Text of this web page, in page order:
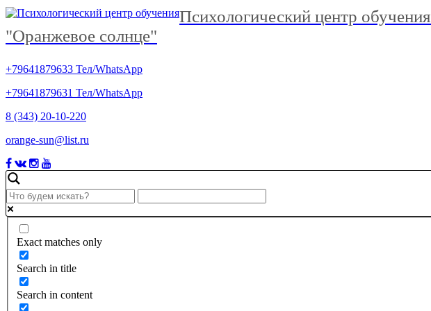
Психологический центр обучения
"Оранжевое солнце"
+79641879633 Тел/WhatsApp
+79641879631 Тел/WhatsApp
8 (343) 20-10-220
orange-sun@list.ru
Exact matches only
Search in title
Search in content